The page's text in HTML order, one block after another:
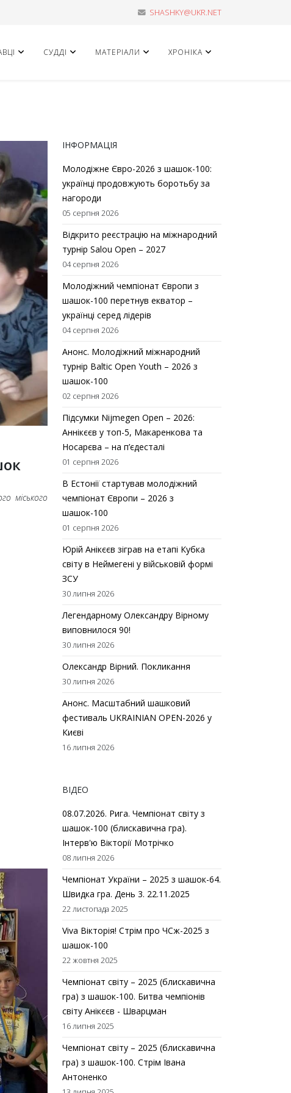
SHASHKY@UKR.NET
СУДДІ МАТЕРІАЛИ ХРОНІКА
міського
ІНФОРМАЦІЯ
Молодіжне Євро-2026 з шашок-100:
українці продовжують боротьбу за
нагороди
05 серпня 2026
Відкрито реєстрацію на міжнародний
турнір Salou Open – 2027
04 серпня 2026
Молодіжний чемпіонат Європи з
шашок-100 перетнув екватор –
українці серед лідерів
04 серпня 2026
Анонс. Молодіжний міжнародний
турнір Baltic Open Youth – 2026 з
шашок-100
02 серпня 2026
Підсумки Nijmegen Open – 2026:
Аннікєєв у топ-5, Макаренкова та
Носарєва – на п’єдесталі
01 серпня 2026
В Естонії стартував молодіжний
чемпіонат Європи – 2026 з
шашок-100
01 серпня 2026
Юрій Анікєєв зіграв на етапі Кубка
світу в Неймегені у військовій формі
ЗСУ
30 липня 2026
Легендарному Олександру Вірному
виповнилося 90!
30 липня 2026
Олександр Вірний. Покликання
30 липня 2026
Анонс. Масштабний шашковий
фестиваль UKRAINIAN OPEN-2026 у
Києві
16 липня 2026
ВІДЕО
08.07.2026. Рига. Чемпіонат світу з
шашок-100 (блискавична гра).
Інтерв'ю Вікторії Мотрічко
08 липня 2026
Чемпіонат України – 2025 з шашок-64.
Швидка гра. День 3. 22.11.2025
22 листопада 2025
Viva Вікторія! Стрім про ЧСж-2025 з
шашок-100
22 жовтня 2025
Чемпіонат світу – 2025 (блискавична
гра) з шашок-100. Битва чемпіонів
світу Анікєєв - Шварцман
16 липня 2025
Чемпіонат світу – 2025 (блискавична
гра) з шашок-100. Стрім Івана
Антоненко